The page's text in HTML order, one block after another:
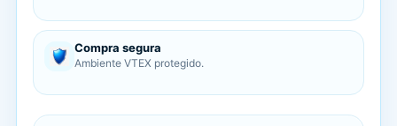
Compra segura
Ambiente VTEX protegido.